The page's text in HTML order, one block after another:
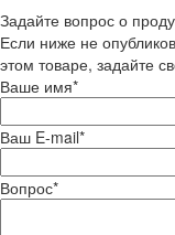
Задайте вопрос о
Если ниже не
этом товаре, задайте
Ваше имя*
Ваш E-mail*
Вопрос*